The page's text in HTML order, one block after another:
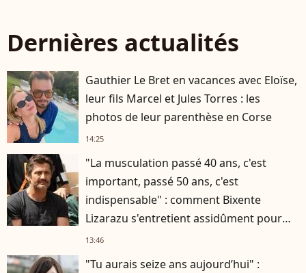
Dernières actualités
Gauthier Le Bret en vacances avec Eloïse,
leur fils Marcel et Jules Torres : les
photos de leur parenthèse en Corse
14:25
"La musculation passé 40 ans, c'est
important, passé 50 ans, c'est
indispensable" : comment Bixente
Lizarazu s'entretient assidûment pour
rester musclé à 56 ans ?
13:46
"Tu aurais seize ans aujourd’hui" :